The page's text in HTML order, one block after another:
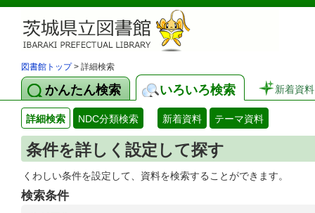
図書館トップ> 詳細検索
かんたん検索 いろいろ検索 新着資料
詳細検索 NDC分類検索 新着資料 テーマ資料
条件を詳しく設定して探す
くわしい条件を設定して、資料を検索することができます。
検索条件